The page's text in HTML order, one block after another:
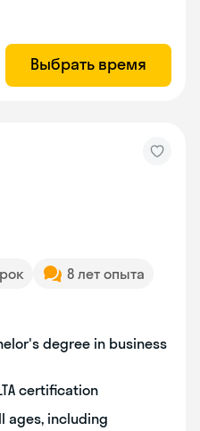
Выбрать время
8 лет опыта
degree in business
certification
ages, including